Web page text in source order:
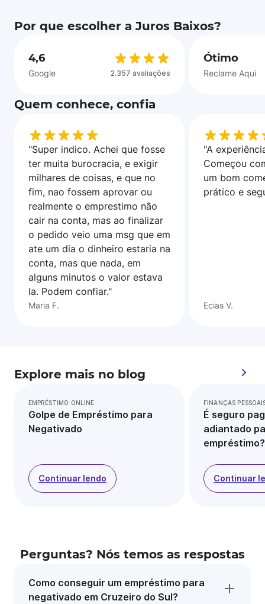
Por que escolher a Juros Baixos?
4,6
Google 2.357 avaliações
Ótimo
Reclame Aqui
Quem conhece, confia
"Super indico. Achei que fosse
ter muita burocracia, e exigir
milhares de coisas, e que no
fim, nao fossem aprovar ou
realmente o emprestimo não
cair na conta, mas ao finalizar
o pedido veio uma msg que em
ate um dia o dinheiro estaria na
conta, mas que nada, em
alguns minutos o valor estava
la. Podem confiar."
Maria F.
"A
Começou
um bom
prático e
Ecias V.
Explore mais no blog
EMPRÉSTIMO ONLINE
Golpe de Empréstimo para
Negativado
Continuar lendo
FINANÇAS
É seguro
adiantado
empréstimo?
Continuar
Perguntas? Nós temos as respostas
Como conseguir um empréstimo para
negativado em Cruzeiro do Sul?